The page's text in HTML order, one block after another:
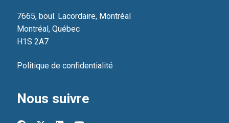
Nous suivre
7665, boul. Lacordaire, Montréal
Montréal, Québec
H1S 2A7
Politique de confidentialité